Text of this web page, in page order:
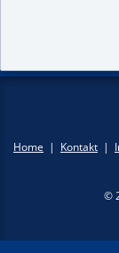
Home | Kontakt |
©